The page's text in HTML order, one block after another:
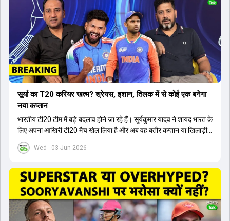
Wed - 03 Jun 2026
सूर्या का T20 करियर खत्म? श्रेयस, इशान, तिलक में से कोई एक बनेगा
नया कप्तान
भारतीय टी20 टीम में बड़े बदलाव होने जा रहे हैं। सूर्यकुमार यादव ने शायद भारत के
लिए अपना आखिरी टी20 मैच खेल लिया है और अब वह बतौर कप्तान या खिलाड़ी
टीम का हिस्सा नहीं होंगे। आयरलैंड और इंग्लैंड के खिलाफ आगामी टी20 सीरीज के
लिए नए कप्तान की तलाश जारी है। इस रेस में श्रेयस अय्यर सबसे आगे चल रहे
पटेल इस रेस में काफी पीछे हैं, जबकि संजू सैमसन और रजत पाटीदार कप्तानी की
दौड़ से बाहर हैं। आगामी सीरीज के लिए वैभव सूर्यवंशी को तीसरे ओपनर के तौर पर
टीम में शामिल किया जाएगा, जबकि अभिषेक शर्मा और संजू सैमसन पहली पसंद
होंगे। इसके अलावा नीतीश रेड्डी को बतौर ऑलराउंडर ज्यादा मौके मिलेंगे। अजीत
अगरकर की अगुवाई वाली चयन समिति और कोच गौतम गंभीर आगामी टी20 वर्ल्ड